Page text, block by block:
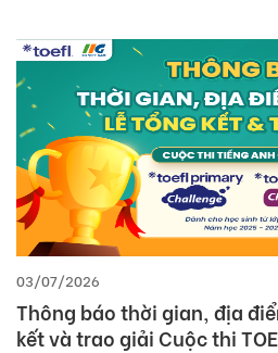
03/07/2026
Thông báo thời gian, địa
kết và trao giải Cuộc thi